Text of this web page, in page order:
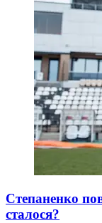
Степаненко
сталося?